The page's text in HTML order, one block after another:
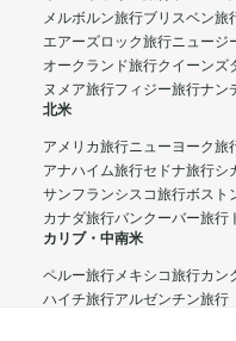
メルボルン旅行ブリスベン旅
エアーズロック旅行ニュージ
オークランド旅行クイーンズ
ヌメア旅行フィジー旅行ナン
北米
アメリカ旅行ニューヨーク旅
アナハイム旅行セドナ旅行シ
サンフランシスコ旅行ボスト
カナダ旅行バンクーバー旅行
カリブ・中南米
ペルー旅行メキシコ旅行カン
ハイチ旅行アルゼンチン旅行